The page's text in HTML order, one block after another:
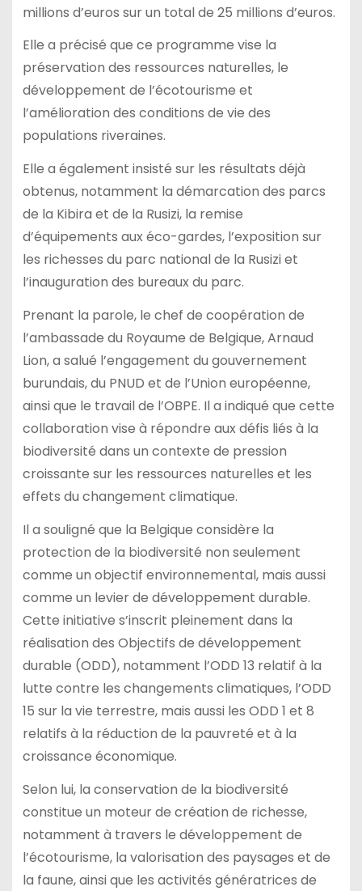
millions d’euros sur un total de 25 millions d’euros.
Elle a précisé que ce programme vise la
préservation des ressources naturelles, le
développement de l’écotourisme et
l’amélioration des conditions de vie des
populations riveraines.
Elle a également insisté sur les résultats déjà
obtenus, notamment la démarcation des parcs
de la Kibira et de la Rusizi, la remise
d’équipements aux éco-gardes, l’exposition sur
les richesses du parc national de la Rusizi et
l’inauguration des bureaux du parc.
Prenant la parole, le chef de coopération de
l’ambassade du Royaume de Belgique, Arnaud
Lion, a salué l’engagement du gouvernement
burundais, du PNUD et de l’Union européenne,
ainsi que le travail de l’OBPE. Il a indiqué que cette
collaboration vise à répondre aux défis liés à la
biodiversité dans un contexte de pression
croissante sur les ressources naturelles et les
effets du changement climatique.
Il a souligné que la Belgique considère la
protection de la biodiversité non seulement
comme un objectif environnemental, mais aussi
comme un levier de développement durable.
Cette initiative s’inscrit pleinement dans la
réalisation des Objectifs de développement
durable (ODD), notamment l’ODD 13 relatif à la
lutte contre les changements climatiques, l’ODD
15 sur la vie terrestre, mais aussi les ODD 1 et 8
relatifs à la réduction de la pauvreté et à la
croissance économique.
Selon lui, la conservation de la biodiversité
constitue un moteur de création de richesse,
notamment à travers le développement de
l’écotourisme, la valorisation des paysages et de
la faune, ainsi que les activités génératrices de